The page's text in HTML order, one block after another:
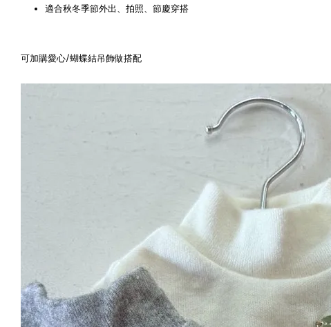
適合秋冬季節外出、拍照、節慶穿搭
可加購愛心/蝴蝶結吊飾做搭配